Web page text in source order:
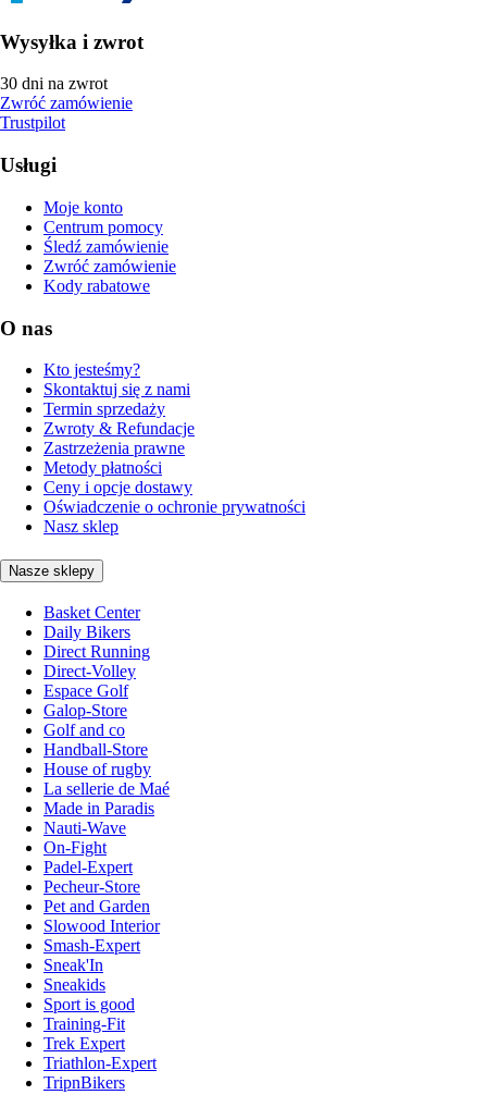
Wysyłka i zwrot
30 dni na zwrot
Zwróć zamówienie
Trustpilot
Usługi
Moje konto
Centrum pomocy
Śledź zamówienie
Zwróć zamówienie
Kody rabatowe
O nas
Kto jesteśmy?
Skontaktuj się z nami
Termin sprzedaży
Zwroty & Refundacje
Zastrzeżenia prawne
Metody płatności
Ceny i opcje dostawy
Oświadczenie o ochronie prywatności
Nasz sklep
Nasze sklepy
Basket Center
Daily Bikers
Direct Running
Direct-Volley
Espace Golf
Galop-Store
Golf and co
Handball-Store
House of rugby
La sellerie de Maé
Made in Paradis
Nauti-Wave
On-Fight
Padel-Expert
Pecheur-Store
Pet and Garden
Slowood Interior
Smash-Expert
Sneak'In
Sneakids
Sport is good
Training-Fit
Trek Expert
Triathlon-Expert
TripnBikers